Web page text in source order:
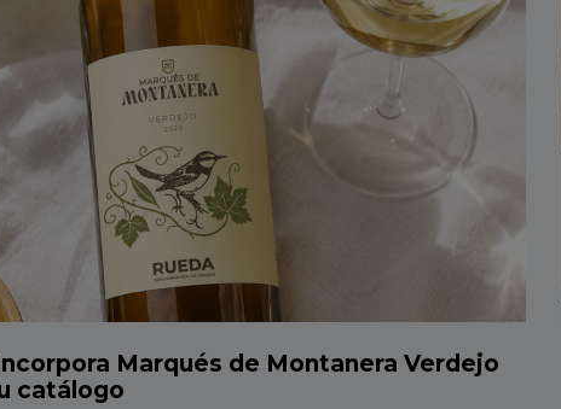
Marqués de Montanera Verdejo
catálogo